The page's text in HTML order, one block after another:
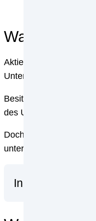
Was sind
Aktien sind in erster
Unternehmen. Das
Besitzen Sie eine
des Unternehmens
Doch bereits als
unterteilt. Je mehr